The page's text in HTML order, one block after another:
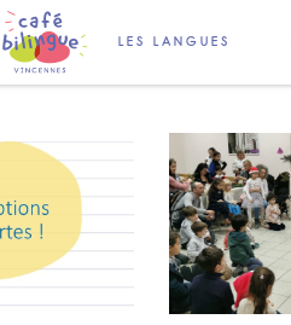
LES LANGUES